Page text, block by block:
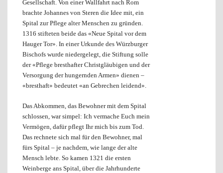
Gesellschaft. Von einer Wallfahrt nach Rom
brachte Johannes von Steren die Idee mit, ein
Spital zur Pflege alter Menschen zu gründen.
1316 stifteten beide das «Neue Spital vor dem
Hauger Tor». In einer Urkunde des Würzburger
Bischofs wurde niedergelegt, die Stiftung solle
der «Pflege bresthafter Christgläubigen und der
Versorgung der hungernden Armen» dienen –
«bresthaft» bedeutet «an Gebrechen leidend».
Das Abkommen, das Bewohner mit dem Spital
schlossen, war simpel: Ich vermache Euch mein
Vermögen, dafür pflegt Ihr mich bis zum Tod.
Das rechnete sich mal für den Bewohner, mal
fürs Spital – je nachdem, wie lange der alte
Mensch lebte. So kamen 1321 die ersten
Weinberge ans Spital, über die Jahrhunderte